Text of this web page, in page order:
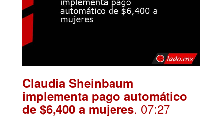
Claudia Sheinbaum
implementa pago automático
de $6,400 a mujeres. 07:27